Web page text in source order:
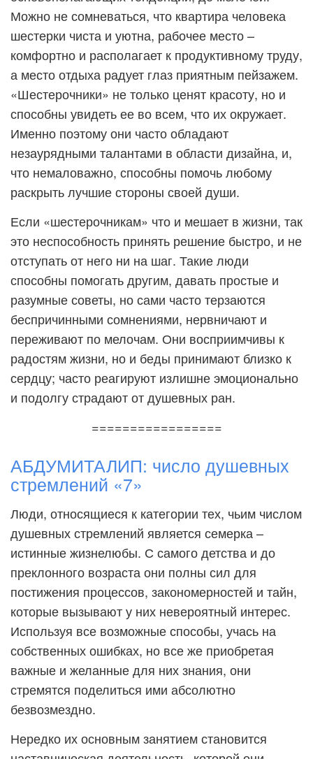
Можно не сомневаться, что квартира человека
шестерки чиста и уютна, рабочее место –
комфортно и располагает к продуктивному труду,
а место отдыха радует глаз приятным пейзажем.
«Шестерочники» не только ценят красоту, но и
способны увидеть ее во всем, что их окружает.
Именно поэтому они часто обладают
незаурядными талантами в области дизайна, и,
что немаловажно, способны помочь любому
раскрыть лучшие стороны своей души.
Если «шестерочникам» что и мешает в жизни, так
это неспособность принять решение быстро, и не
отступать от него ни на шаг. Такие люди
способны помогать другим, давать простые и
разумные советы, но сами часто терзаются
беспричинными сомнениями, нервничают и
переживают по мелочам. Они восприимчивы к
радостям жизни, но и беды принимают близко к
сердцу; часто реагируют излишне эмоционально
и подолгу страдают от душевных ран.
=================
АБДУМИТАЛИП: число душевных
стремлений «7»
Люди, относящиеся к категории тех, чьим числом
душевных стремлений является семерка –
истинные жизнелюбы. С самого детства и до
преклонного возраста они полны сил для
постижения процессов, закономерностей и тайн,
которые вызывают у них невероятный интерес.
Используя все возможные способы, учась на
собственных ошибках, но все же приобретая
важные и желанные для них знания, они
стремятся поделиться ими абсолютно
безвозмездно.
Нередко их основным занятием становится